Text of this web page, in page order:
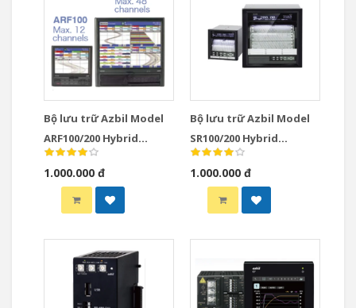
Bộ lưu trữ Azbil Model
ARF100/200 Hybrid
Recorders
1.000.000 đ
Bộ lưu trữ Azbil Model
SR100/200 Hybrid
Recorders
1.000.000 đ